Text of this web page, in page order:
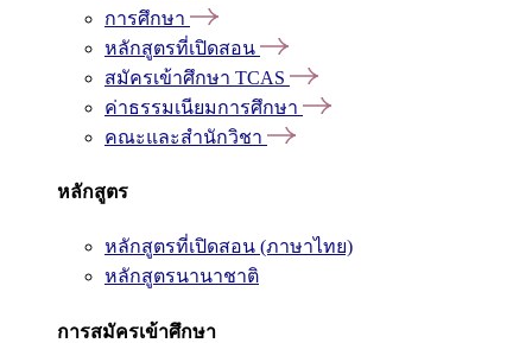
การศึกษา
หลักสูตรที่เปิดสอน
สมัครเข้าศึกษา TCAS
ค่าธรรมเนียมการศึกษา
คณะและสำนักวิชา
หลักสูตร
หลักสูตรที่เปิดสอน (ภาษาไทย)
หลักสูตรนานาชาติ
การสมัครเข้าศึกษา